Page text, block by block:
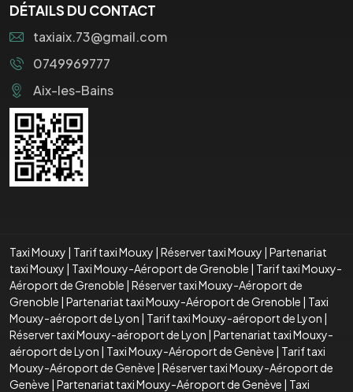
DÉTAILS DU CONTACT
taxiaix.73@gmail.com
0749969777
Aix-les-Bains
Taxi Mouxy | Tarif taxi Mouxy | Réserver taxi Mouxy | Partenariat
taxi Mouxy | Taxi Mouxy-Aéroport de Grenoble | Tarif taxi Mouxy-
Aéroport de Grenoble | Réserver taxi Mouxy-Aéroport de
Grenoble | Partenariat taxi Mouxy-Aéroport de Grenoble | Taxi
Mouxy-aéroport de Lyon | Tarif taxi Mouxy-aéroport de Lyon |
Réserver taxi Mouxy-aéroport de Lyon | Partenariat taxi Mouxy-
aéroport de Lyon | Taxi Mouxy-Aéroport de Genève | Tarif taxi
Mouxy-Aéroport de Genève | Réserver taxi Mouxy-Aéroport de
Genève | Partenariat taxi Mouxy-Aéroport de Genève | Taxi